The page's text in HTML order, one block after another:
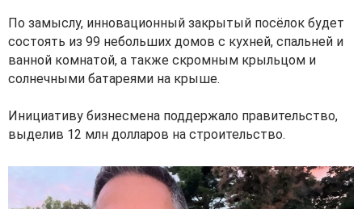
По замыслу, инновационный закрытый посёлок будет
состоять из 99 небольших домов с кухней, спальней и
ванной комнатой, а также скромным крыльцом и
солнечными батареями на крыше.
Инициативу бизнесмена поддержало правительство,
выделив 12 млн долларов на строительство.